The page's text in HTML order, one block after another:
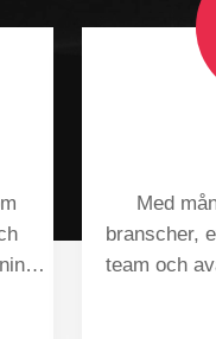
Med
branscher,
team och